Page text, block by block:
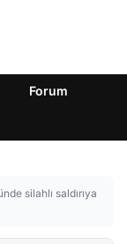
Forum
silahlı saldırıya